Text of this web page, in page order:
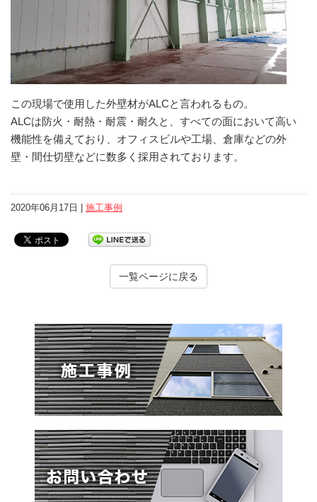
この現場で使用した外壁材がALCと言われるもの。
ALCは防火・耐熱・耐震・耐久と、すべての面において高い
機能性を備えており、オフィスビルや工場、倉庫などの外
壁・間仕切壁などに数多く採用されております。
2020年06月17日 | 施工事例
一覧ページに戻る